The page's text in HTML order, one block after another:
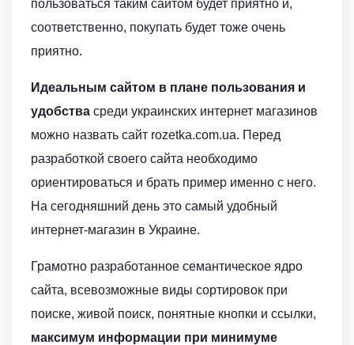
пользоваться таким сайтом будет приятно и,
соответственно, покупать будет тоже очень
приятно.
Идеальным сайтом в плане пользования и
удобства среди украинских интернет магазинов
можно назвать сайт rozetka.com.ua. Перед
разработкой своего сайта необходимо
ориентироваться и брать пример именно с него.
На сегодняшний день это самый удобный
интернет-магазин в Украине.
Грамотно разработанное семантическое ядро
сайта, всевозможные виды сортировок при
поиске, живой поиск, понятные кнопки и ссылки,
максимум информации при минимуме